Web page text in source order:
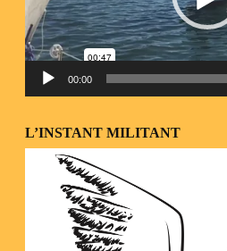
00:00
L’INSTANT MILITANT